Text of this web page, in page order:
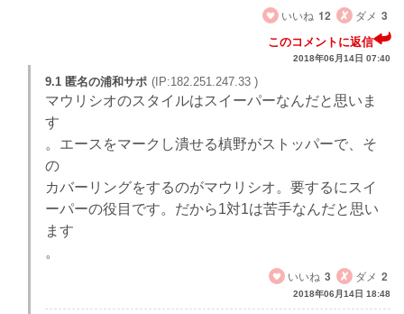
いいね 12 ダメ 3
このコメントに返信
2018年06月14日 07:40
9.1 匿名の浦和サポ (IP:182.251.247.33 )
マウリシオのスタイルはスイーパーなんだと思いま
す
。エースをマークし潰せる槙野がストッパーで、そ
の
カバーリングをするのがマウリシオ。要するにスイ
ーパーの役目です。だから1対1は苦手なんだと思い
ます
。
いいね 3 ダメ 2
2018年06月14日 18:48